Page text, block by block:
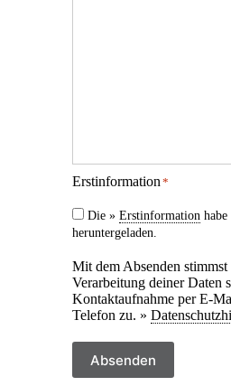
Erstinformation*
Die »Erstinformation
heruntergeladen.
Mit dem Absenden
Verarbeitung deiner Daten
Kontaktaufnahme per E-
Telefon zu. »
Absenden